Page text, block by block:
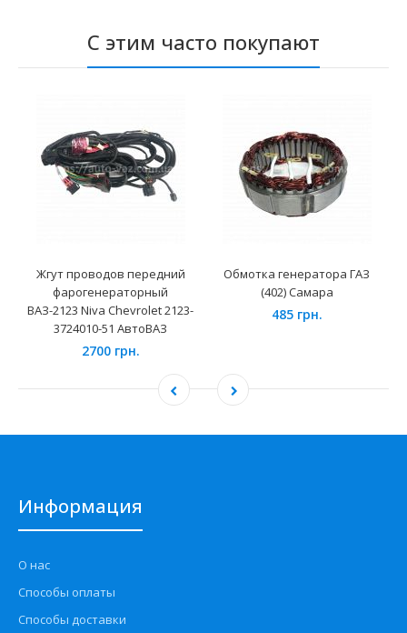
С этим часто покупают
Жгут проводов передний
фарогенераторный
ВАЗ-2123 Niva Chevrolet 2123-
3724010-51 АвтоВАЗ
2700 грн.
Обмотка генератора ГАЗ
(402) Самара
485 грн.
Информация
О нас
Способы оплаты
Способы доставки